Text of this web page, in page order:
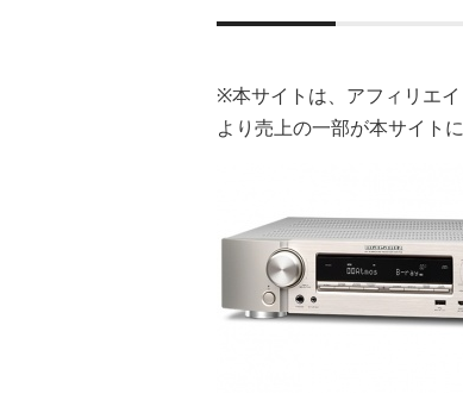
※本サイトは、アフィリエ
より売上の一部が本サイト